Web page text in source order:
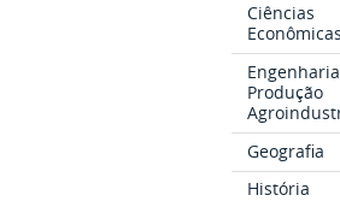
Ciências
Econômicas
Produção
Geografia
História